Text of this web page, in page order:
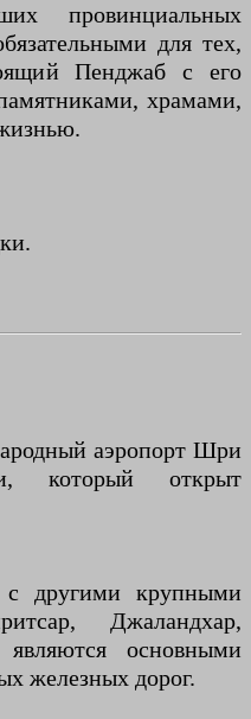
провинциальных
для тех,
Пенджаб с его
храмами,
аэропорт Шри
открыт
другими крупными
Джаландхар,
основными
железных дорог.